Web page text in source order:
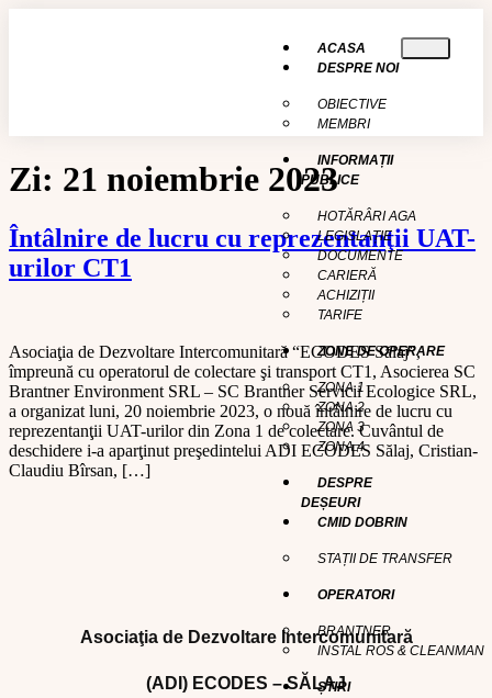
ACASA
DESPRE NOI
OBIECTIVE
MEMBRI
INFORMAȚII
PUBLICE
HOTĂRÂRI AGA
LEGISLAȚIE
DOCUMENTE
CARIERĂ
ACHIZIȚII
TARIFE
ZONE DE OPERARE
ZONA 1
ZONA 2
ZONA 3
ZONA 4
DESPRE
DEȘEURI
CMID DOBRIN
STAȚII DE TRANSFER
OPERATORI
BRANTNER
INSTAL ROS & CLEANMAN
ȘTIRI
Zi: 21 noiembrie 2023
Întâlnire de lucru cu reprezentanţii UAT-
urilor CT1
Asociaţia de Dezvoltare Intercomunitară “ECODES Sălaj”,
împreună cu operatorul de colectare şi transport CT1, Asocierea SC
Brantner Environment SRL – SC Brantner Servicii Ecologice SRL,
a organizat luni, 20 noiembrie 2023, o nouă întâlnire de lucru cu
reprezentanţii UAT-urilor din Zona 1 de colectare. Cuvântul de
deschidere i-a aparţinut preşedintelui ADI ECODES Sălaj, Cristian-
Claudiu Bîrsan, […]
Asociaţia de Dezvoltare Intercomunitară
(ADI) ECODES – SĂLAJ